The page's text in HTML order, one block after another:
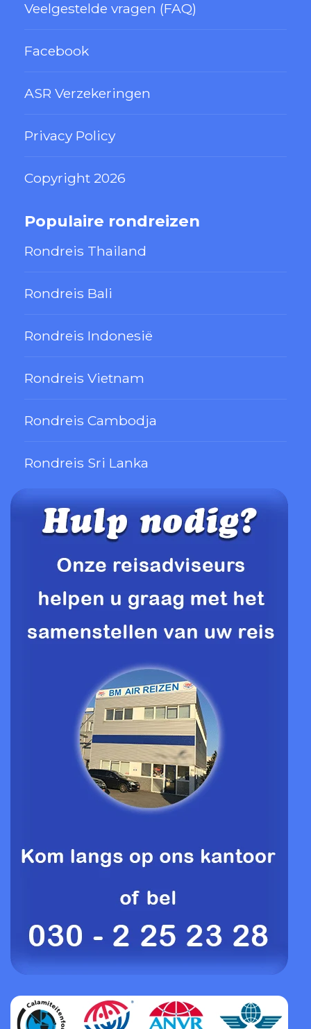
Veelgestelde vragen (FAQ)
Facebook
ASR Verzekeringen
Privacy Policy
Copyright 2026
Populaire rondreizen
Rondreis Thailand
Rondreis Bali
Rondreis Indonesië
Rondreis Vietnam
Rondreis Cambodja
Rondreis Sri Lanka